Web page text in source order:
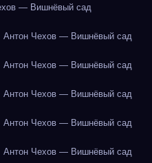
— Вишнёвый сад
Антон Чехов — Вишнёвый сад
Антон Чехов — Вишнёвый сад
Антон Чехов — Вишнёвый сад
Антон Чехов — Вишнёвый сад
Антон Чехов — Вишнёвый сад